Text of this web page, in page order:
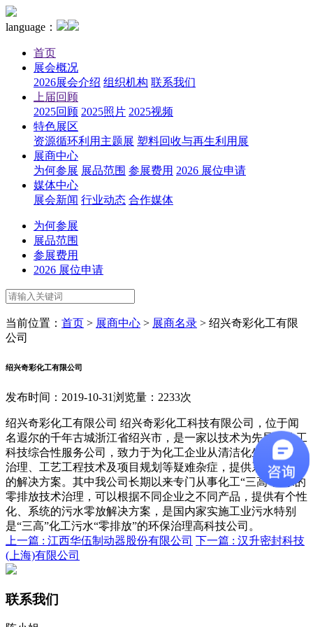
language：
首页
展会概况
2026展会介绍 组织机构 联系我们
上届回顾
2025回顾 2025照片 2025视频
特色展区
资源循环利用主题展 塑料回收与再生利用展
展商中心
为何参展 展品范围 参展费用 2026 展位申请
媒体中心
展会新闻 行业动态 合作媒体
为何参展
展品范围
参展费用
2026 展位申请
当前位置： 首页 > 展商中心 > 展商名录 > 绍兴奇彩化工有限
公司
绍兴奇彩化工有限公司
发布时间：2019-10-31浏览量：2233次
绍兴奇彩化工有限公司 绍兴奇彩化工科技有限公司，位于闻
名遐尔的千年古城浙江省绍兴市，是一家以技术为先导的化工
科技综合性服务公司，致力于为化工企业从清洁化生产、三废
治理、工艺工程技术及项目规划等疑难杂症，提供系统、实用
的解决方案。其中我公司长期以来专门从事化工“三高”污水的
零排放技术治理，可以根据不同企业之不同产品，提供有个性
化、系统的污水零放解决方案，是国内家实施工业污水特别
是“三高”化工污水“零排放”的环保治理高科技公司。
上一篇 : 江西华伍制动器股份有限公司 下一篇 : 汉升密封科技
(上海)有限公司
联系我们